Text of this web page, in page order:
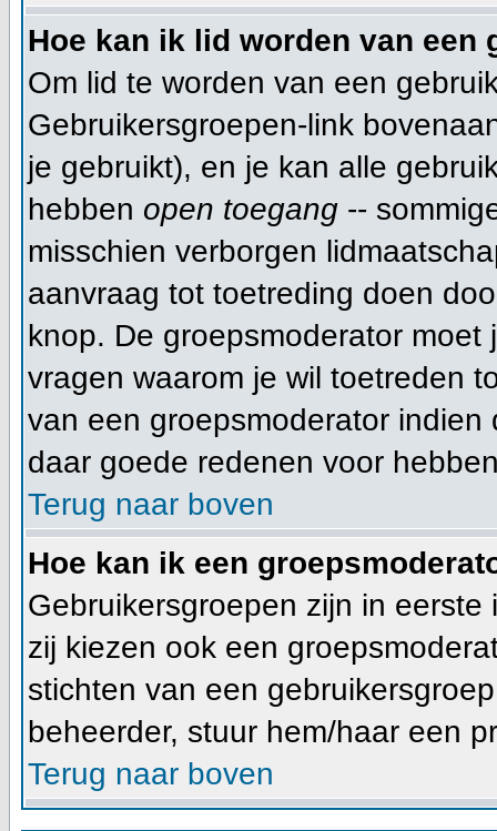
Hoe kan ik lid worden van een
Om lid te worden van een
Gebruikersgroepen-link
je gebruikt), en je kan alle
hebben open toegang --
misschien verborgen
aanvraag tot toetreding doen
knop. De groepsmoderator
vragen waarom je wil toetreden
van een groepsmoderator
daar goede redenen voor
Terug naar boven
Hoe kan ik een
Gebruikersgroepen zijn in
zij kiezen ook een
stichten van een
beheerder, stuur hem/haar een
Terug naar boven